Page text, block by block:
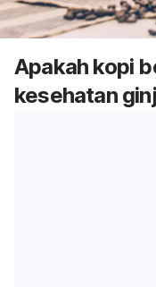
Apakah kopi
kesehatan